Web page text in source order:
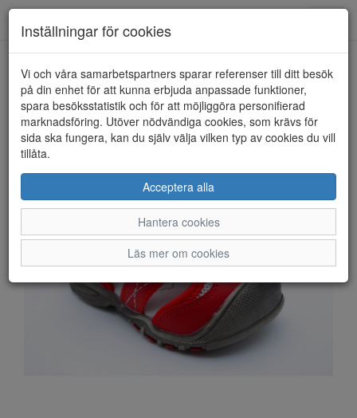
HEM PAX
Inställningar för cookies
Vi och våra samarbetspartners sparar referenser till ditt besök
på din enhet för att kunna erbjuda anpassade funktioner,
spara besöksstatistik och för att möjliggöra personifierad
marknadsföring. Utöver nödvändiga cookies, som krävs för
sida ska fungera, kan du själv välja vilken typ av cookies du vill
tillåta.
Acceptera alla
Hantera cookies
Läs mer om cookies